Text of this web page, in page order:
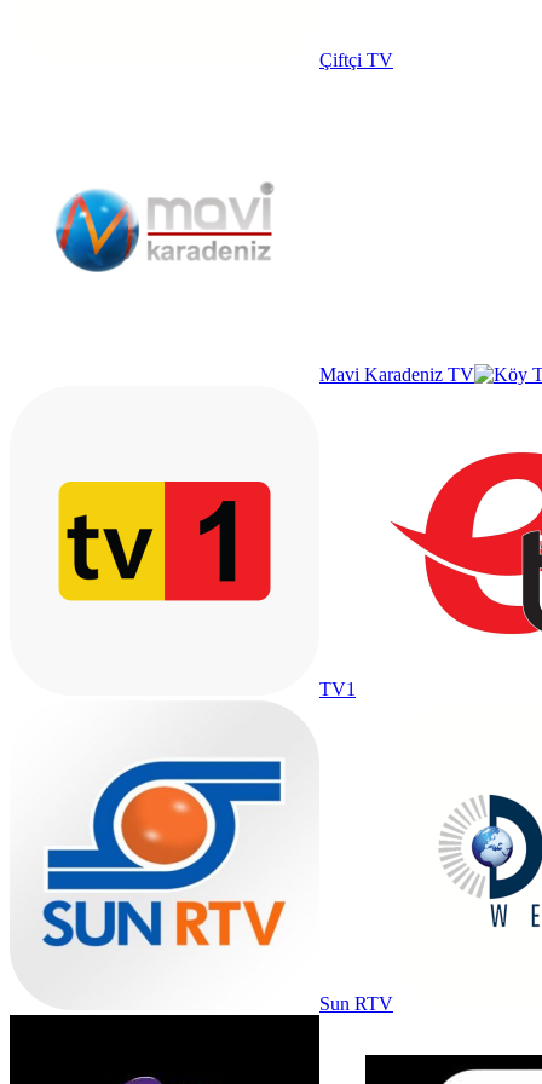
Çiftçi TV
Mavi Karadeniz TV
TV1
Sun RTV